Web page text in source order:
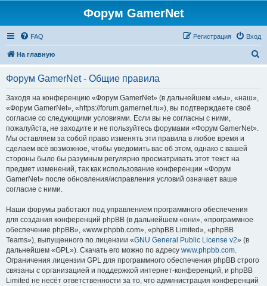
Форум GamerNet
FAQ Вход
Регистрация
На главную
Форум GamerNet - Общие правила
Заходя на конференцию «Форум GamerNet» (в дальнейшем «мы», «наш»,
«Форум GamerNet», «https://forum.gamernet.ru»), вы подтверждаете своё
согласие со следующими условиями. Если вы не согласны с ними,
пожалуйста, не заходите и не пользуйтесь форумами «Форум GamerNet».
Мы оставляем за собой право изменять эти правила в любое время и
сделаем всё возможное, чтобы уведомить вас об этом, однако с вашей
стороны было бы разумным регулярно просматривать этот текст на
предмет изменений, так как использование конференции «Форум
GamerNet» после обновления/исправления условий означает ваше
согласие с ними.
Наши форумы работают под управлением программного обеспечения
для создания конференций phpBB (в дальнейшем «они», «программное
обеспечение phpBB», «www.phpbb.com», «phpBB Limited», «phpBB
Teams»), выпущенного по лицензии «GNU General Public License v2» (в
дальнейшем «GPL»). Скачать его можно по адресу www.phpbb.com.
Ограничения лицензии GPL для программного обеспечения phpBB строго
связаны с организацией и поддержкой интернет-конференций, и phpBB
Limited не несёт ответственности за то, что администрация конференций